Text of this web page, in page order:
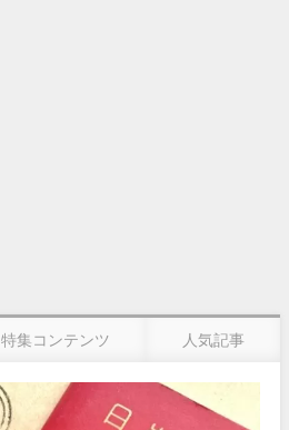
特集コンテンツ 人気記事